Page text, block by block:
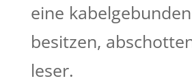
eine
besitzen,
leser.